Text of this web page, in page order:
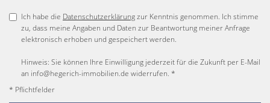
Ich habe die Datenschutzerklärungzur Kenntnis genommen. Ich stimme
zu, dass meine Angaben und Daten zur Beantwortung meiner Anfrage
elektronisch erhoben und gespeichert werden.
Hinweis: Sie können Ihre Einwilligung jederzeit für die Zukunft per E-Mail
an info@hegerich-immobilien.de widerrufen. *
* Pflichtfelder